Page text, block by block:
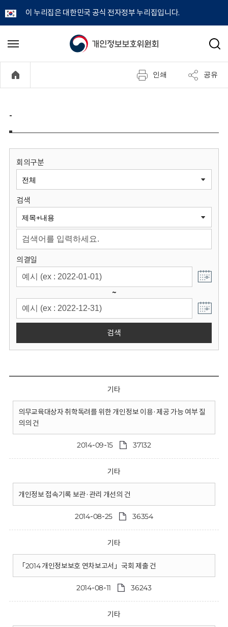
이 누리집은 대한민국 공식 전자정부 누리집입니다.
개
정
보
원
회
메
기
검
인쇄 공유
-
회의구분
검색
의결일
~
검색
기타
의무교육대상자 취학독려를 위한 개인정보 이용·제공 가능 여부 질
의의 건
2014-09-15 37132
기타
개인정보 접속기록 보관·관리 개선의 건
2014-08-25 36354
기타
「2014 개인정보보호 연차보고서」국회 제출 건
2014-08-11 36243
기타